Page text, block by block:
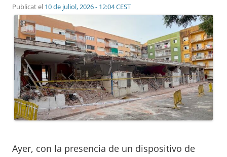
Publicat el 10 de juliol, 2026 - 12:04 CEST
Ayer, con la presencia de un dispositivo de